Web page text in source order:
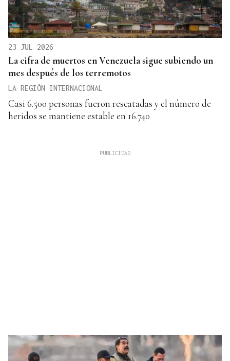
23 JUL 2026
La cifra de muertos en Venezuela sigue subiendo un
mes después de los terremotos
LA REGIÓN INTERNACIONAL
Casi 6.500 personas fueron rescatadas y el número de
heridos se mantiene estable en 16.740